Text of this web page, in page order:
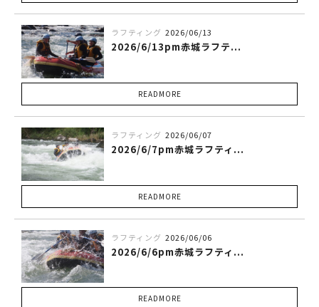
ラフティング 2026/06/13
2026/6/13pm赤城ラフテ...
READMORE
ラフティング 2026/06/07
2026/6/7pm赤城ラフティ...
READMORE
ラフティング 2026/06/06
2026/6/6pm赤城ラフティ...
READMORE